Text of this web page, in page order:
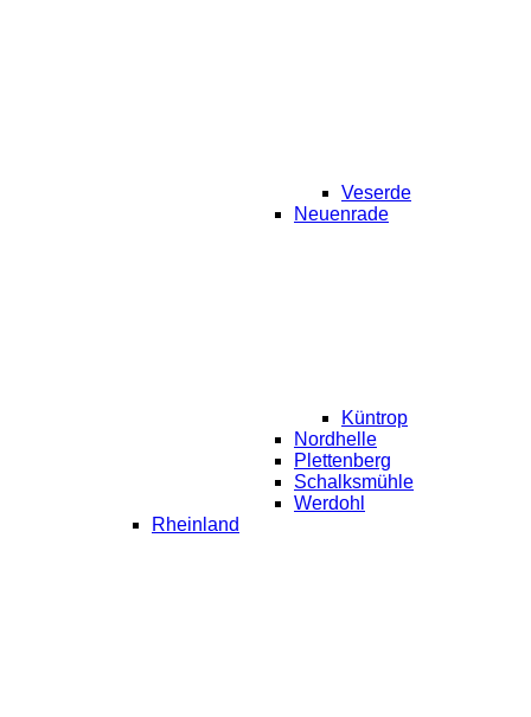
Veserde
Neuenrade
Küntrop
Nordhelle
Plettenberg
Schalksmühle
Werdohl
Rheinland